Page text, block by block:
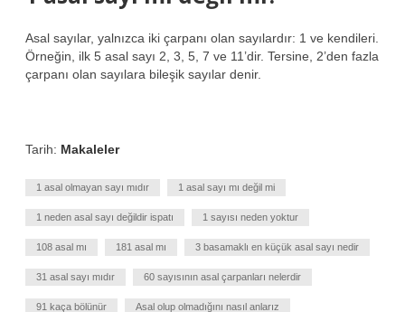
Asal sayılar, yalnızca iki çarpanı olan sayılardır: 1 ve kendileri.
Örneğin, ilk 5 asal sayı 2, 3, 5, 7 ve 11’dir. Tersine, 2’den fazla
çarpanı olan sayılara bileşik sayılar denir.
Tarih: Makaleler
1 asal olmayan sayı mıdır 1 asal sayı mı değil mi
1 neden asal sayı değildir ispatı 1 sayısı neden yoktur
108 asal mı 181 asal mı 3 basamaklı en küçük asal sayı nedir
31 asal sayı mıdır 60 sayısının asal çarpanları nelerdir
91 kaça bölünür Asal olup olmadığını nasıl anlarız